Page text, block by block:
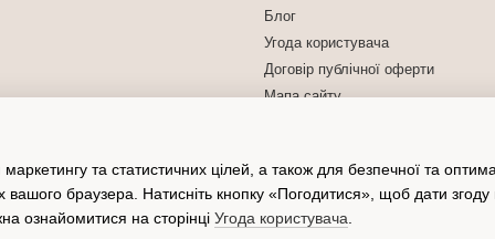
за ними потрібно ще й правильно доглядати. Найбільш
серветками, тому що нога всередині може створювати додаткову
щоб дотримувалися всіх гігієнічних норм. У цьому
потрібно дбати про здоров'я. Варто також придбати
дитини
увагу на:
дитині, а отже потрібно купувати теплі або полегшені
Блог
Угода користувача
Договір публічної оферти
Мапа сайту
та статистичних цілей, а також для безпечної та
браузера. Натисніть кнопку «Погодитися», щоб дати згоду
ознайомитися на сторінці Угода користувача